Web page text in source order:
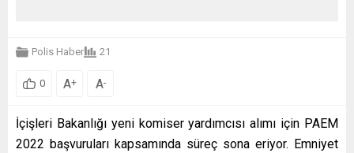
Polis Haber 21
0 A+ A-
İçişleri Bakanlığı yeni komiser yardımcısı alımı için PAEM
2022 başvuruları kapsamında süreç sona eriyor. Emniyet